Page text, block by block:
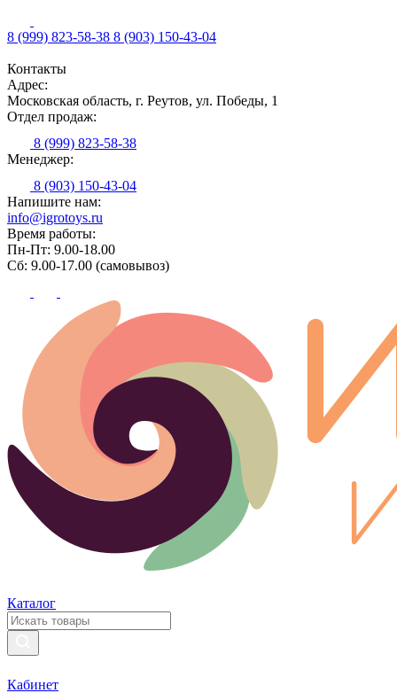
8 (999) 823-58-38 8 (903) 150-43-04
Контакты
Адрес:
Московская область, г. Реутов, ул. Победы, 1
Отдел продаж:
8 (999) 823-58-38
Менеджер:
8 (903) 150-43-04
Напишите нам:
info@igrotoys.ru
Время работы:
Пн-Пт: 9.00-18.00
Сб: 9.00-17.00 (самовывоз)
Каталог
Кабинет